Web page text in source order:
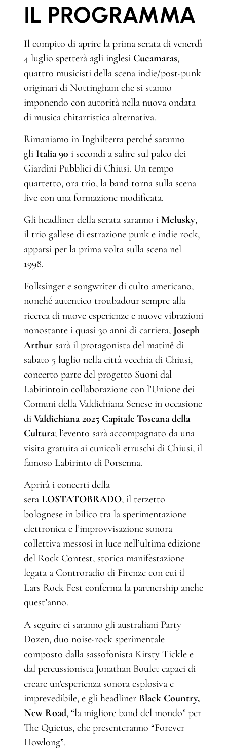
IL PROGRAMMA
Il compito di aprire la prima serata di venerdì
4 luglio spetterà agli inglesi Cucamaras,
quattro musicisti della scena indie/post-punk
originari di Nottingham che si stanno
imponendo con autorità nella nuova ondata
di musica chitarristica alternativa.
Rimaniamo in Inghilterra perché saranno
gli Italia 90 i secondi a salire sul palco dei
Giardini Pubblici di Chiusi. Un tempo
quartetto, ora trio, la band torna sulla scena
live con una formazione modificata.
Gli headliner della serata saranno i Mclusky,
il trio gallese di estrazione punk e indie rock,
apparsi per la prima volta sulla scena nel
1998.
Folksinger e songwriter di culto americano,
nonché autentico troubadour sempre alla
ricerca di nuove esperienze e nuove vibrazioni
nonostante i quasi 30 anni di carriera, Joseph
Arthur sarà il protagonista del matinê di
sabato 5 luglio nella città vecchia di Chiusi,
concerto parte del progetto Suoni dal
Labirintoin collaborazione con l’Unione dei
Comuni della Valdichiana Senese in occasione
di Valdichiana 2025 Capitale Toscana della
Cultura; l’evento sarà accompagnato da una
visita gratuita ai cunicoli etruschi di Chiusi, il
famoso Labirinto di Porsenna.
Aprirà i concerti della
sera LOSTATOBRADO, il terzetto
bolognese in bilico tra la sperimentazione
elettronica e l’improvvisazione sonora
collettiva messosi in luce nell’ultima edizione
del Rock Contest, storica manifestazione
legata a Controradio di Firenze con cui il
Lars Rock Fest conferma la partnership anche
quest’anno.
A seguire ci saranno gli australiani Party
Dozen, duo noise-rock sperimentale
composto dalla sassofonista Kirsty Tickle e
dal percussionista Jonathan Boulet capaci di
creare un’esperienza sonora esplosiva e
imprevedibile, e gli headliner Black Country,
New Road, “la migliore band del mondo” per
The Quietus, che presenteranno “Forever
Howlong”.